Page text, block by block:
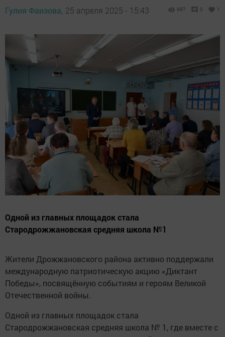
Гулия Фаизова, 25 апреля 2025 - 15:43 997 0 1
Одной из главных площадок стала
Стародрожжановская средняя школа №1
Жители Дрожжановского района активно поддержали
международную патриотическую акцию «Диктант
Победы», посвящённую событиям и героям Великой
Отечественной войны.
Одной из главных площадок стала
Стародрожжановская средняя школа № 1, где вместе с